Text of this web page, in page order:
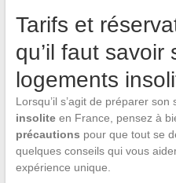
Tarifs et
qu’il faut savoir
logements
Lorsqu’il s’agit de préparer son
insoliteen France, pensez à
précautions pour que tout se
quelques conseils qui vous
expérience unique.